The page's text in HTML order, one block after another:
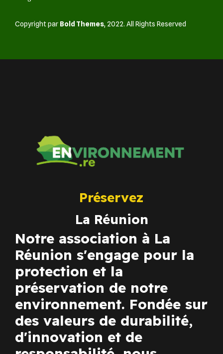
Copyright par Bold Themes, 2022. All Rights Reserved
Préservez
La Réunion
Notre association à La
Réunion s'engage pour la
protection et la
préservation de notre
environnement. Fondée sur
des valeurs de durabilité,
d'innovation et de